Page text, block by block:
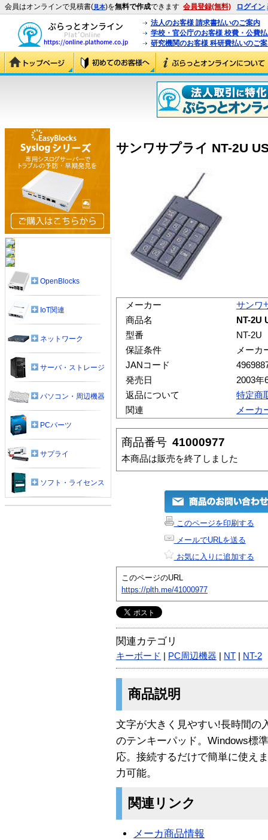
会員はオンラインで見積書(見本)を無料で作成できます 会員登録(無料) ログイン
法人のお客様 請求書払いのご案内
学校・官公庁のお客様 校費・公費
研究機関のお客様 科研費払いのご
サンワサプライ NT-2U
メーカー
サンワ
商品名
NT-2U
型番
NT-2U
保証条件
メーカ
JANコード
発売日
2003年
返品について
特定商
関連
メーカ
商品番号 41000977
本商品は販売を終了しました
このページを印刷する
メールでURLを送る
お気に入りに追加する
このページのURL
https://plth.me/41000977
関連カテゴリ
キーボード PC周辺機器 NT NT-2
商品説明
文字が大きく見やすい!長時間の
のテンキーパッド。Windows標
応。接続するだけで簡単に使え
力可能。
関連リンク
メーカ商品情報
OpenBlocks
IoT関連
ネットワーク
サーバ・ストレージ
パソコン・周辺機器
PCパーツ
サプライ
ソフト・ライセンス